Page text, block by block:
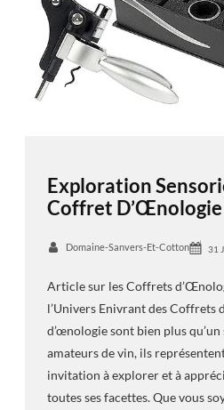
Exploration
Coffret D’Œnologie
Domaine-Sanvers-Et-Cotton 31
Article sur les Coffrets
l’Univers Enivrant des Coffrets
d’œnologie sont bien plus
amateurs de vin, ils
invitation à explorer et à
toutes ses facettes. Que vous